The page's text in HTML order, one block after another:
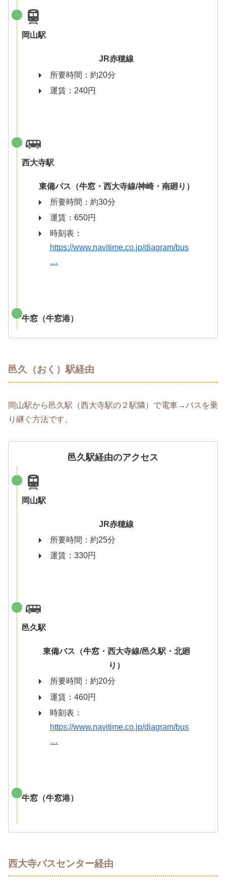
岡山駅
JR赤穂線
所要時間：約20分
運賃：240円
西大寺駅
東備バス（牛窓・西大寺線/神崎・南廻り）
所要時間：約30分
運賃：650円
時刻表：
https://www.navitime.co.jp/diagram/bus
…
牛窓（牛窓港）
邑久（おく）駅経由
岡山駅から邑久駅（西大寺駅の２駅隣）で電車→バスを乗
り継ぐ方法です。
邑久駅経由のアクセス
岡山駅
JR赤穂線
所要時間：約25分
運賃：330円
邑久駅
東備バス（牛窓・西大寺線/邑久駅・北廻
り）
所要時間：約20分
運賃：460円
時刻表：
https://www.navitime.co.jp/diagram/bus
…
牛窓（牛窓港）
西大寺バスセンター経由